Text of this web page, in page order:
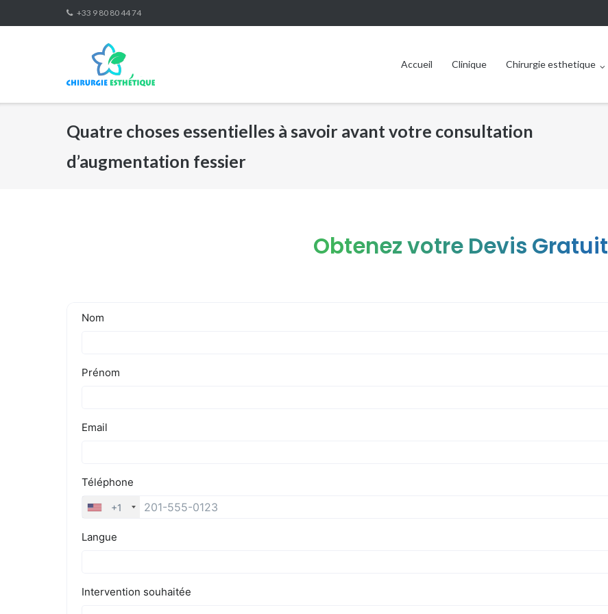
to
+33 9 80 80 44 74
Accueil Clinique Chirurgie esthetique
Quatre choses essentielles à savoir avant votre consultation
d’augmentation fessier
Obtenez votre Devis Gratuit